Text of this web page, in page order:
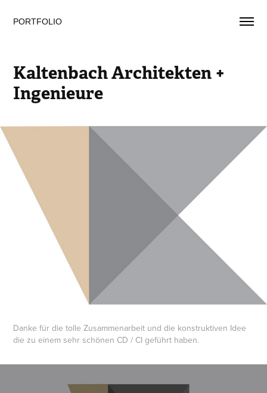
PORTFOLIO
Kaltenbach Architekten +
Ingenieure
Danke für die tolle Zusammenarbeit und die konstruktiven Idee
die zu einem sehr schönen CD / CI geführt haben.